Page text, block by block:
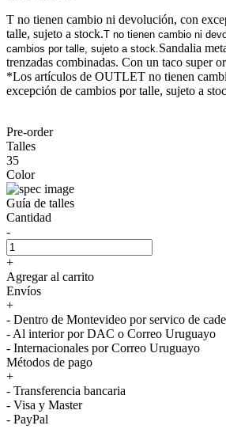
T no tienen cambio ni devolución, con
talle, sujeto a stock.T no tienen cambio ni
cambios por talle, sujeto a stock. Sandalia
trenzadas combinadas. Con un taco super
*Los artículos de OUTLET no tienen
excepción de cambios por talle, sujeto a
Pre-order
Talles
35
Color
Guía de talles
Cantidad
-
+
Agregar al carrito
Envíos
+
- Dentro de Montevideo por servico de
- Al interior por DAC o Correo Uruguayo
- Internacionales por Correo Uruguayo
Métodos de pago
+
- Transferencia bancaria
- Visa y Master
- PayPal